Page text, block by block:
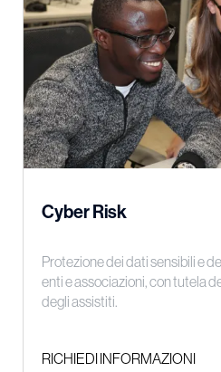
Cyber Risk
Protezione dei dati sensibili e
enti e associazioni, con tutela
degli assistiti.
RICHIEDI INFORMAZIONI